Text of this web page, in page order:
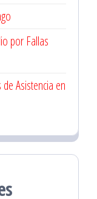
por Fallas
Asistencia en